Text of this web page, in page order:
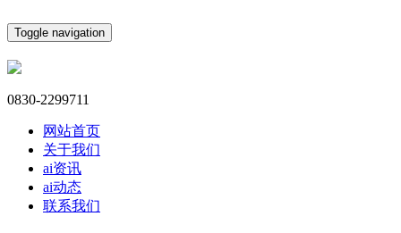
Toggle navigation
0830-2299711
网站首页
关于我们
ai资讯
ai动态
联系我们